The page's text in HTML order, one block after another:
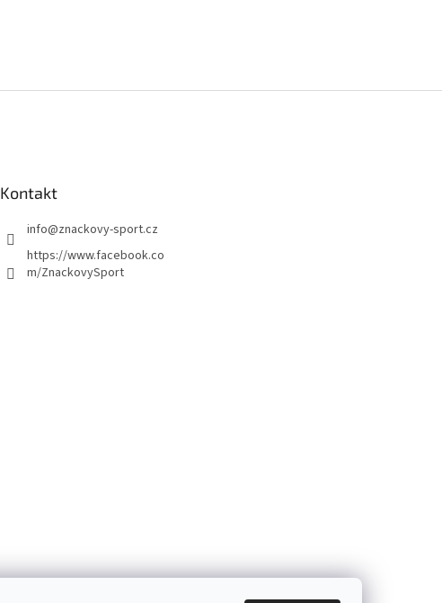
Kontakt
info@znackovy-sport.cz
https://www.facebook.co
m/ZnackovySport